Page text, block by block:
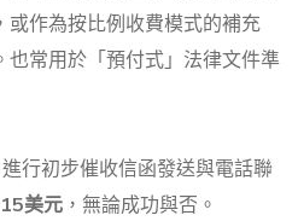
或作為按比例收費模式的補充
也常用於「預付式」法律文件準
行初步催收信函發送與電話聯
美元 ，無論成功與否。